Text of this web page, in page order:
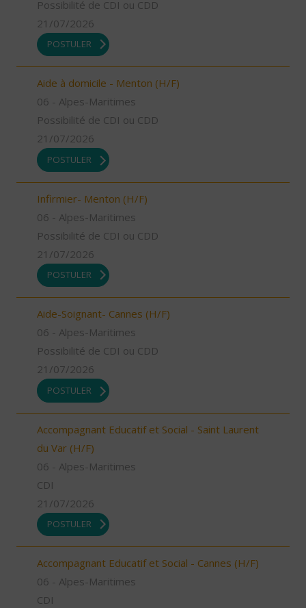
Possibilité de CDI ou CDD
21/07/2026
POSTULER
Aide à domicile - Menton (H/F)
06 - Alpes-Maritimes
Possibilité de CDI ou CDD
21/07/2026
POSTULER
Infirmier- Menton (H/F)
06 - Alpes-Maritimes
Possibilité de CDI ou CDD
21/07/2026
POSTULER
Aide-Soignant- Cannes (H/F)
06 - Alpes-Maritimes
Possibilité de CDI ou CDD
21/07/2026
POSTULER
Accompagnant Educatif et Social - Saint Laurent
du Var (H/F)
06 - Alpes-Maritimes
CDI
21/07/2026
POSTULER
Accompagnant Educatif et Social - Cannes (H/F)
06 - Alpes-Maritimes
CDI